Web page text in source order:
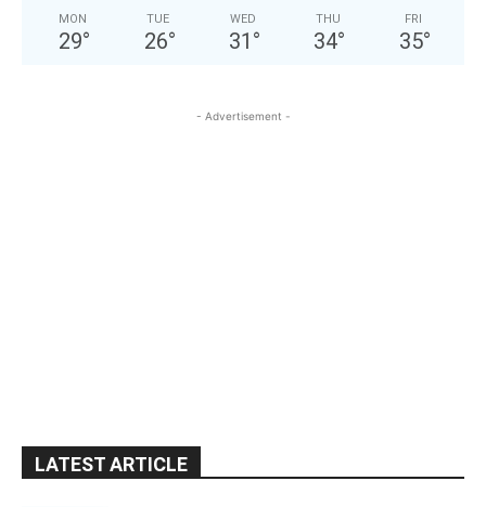
MON
29°
TUE
26°
WED
31 °
THU
34°
FRI
35°
- Advertisement -
LATEST ARTICLE